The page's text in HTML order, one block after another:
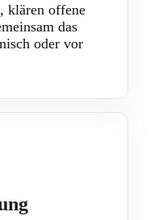
klären offene
das
oder vor